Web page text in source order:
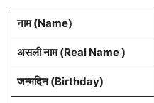
नाम (Name)
असली नाम (Real Name )
जन्मदिन (Birthday)